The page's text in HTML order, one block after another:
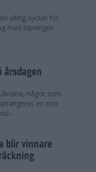
viktig nyckel för
med löpningen
årsdagen
något som
en stor
blir vinnare